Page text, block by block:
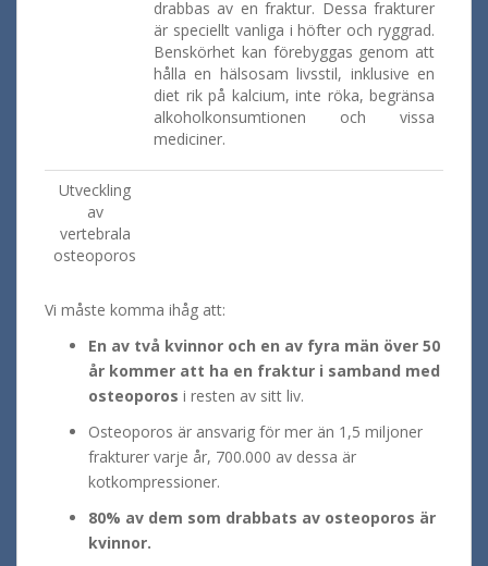
drabbas av en fraktur. Dessa frakturer
är speciellt vanliga i höfter och ryggrad.
Benskörhet kan förebyggas genom att
hålla en hälsosam livsstil, inklusive en
diet rik på kalcium, inte röka, begränsa
alkoholkonsumtionen och vissa
mediciner.
Utveckling
av
vertebrala
osteoporos
Vi måste komma ihåg att:
En av två kvinnor och en av fyra män över 50
år kommer att ha en fraktur i samband med
osteoporos i resten av sitt liv.
Osteoporos är ansvarig för mer än 1,5 miljoner
frakturer varje år, 700.000 av dessa är
kotkompressioner.
80% av dem som drabbats av osteoporos är
kvinnor.